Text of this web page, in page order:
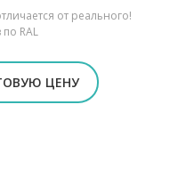
от реального!
RAL
ЦЕНУ